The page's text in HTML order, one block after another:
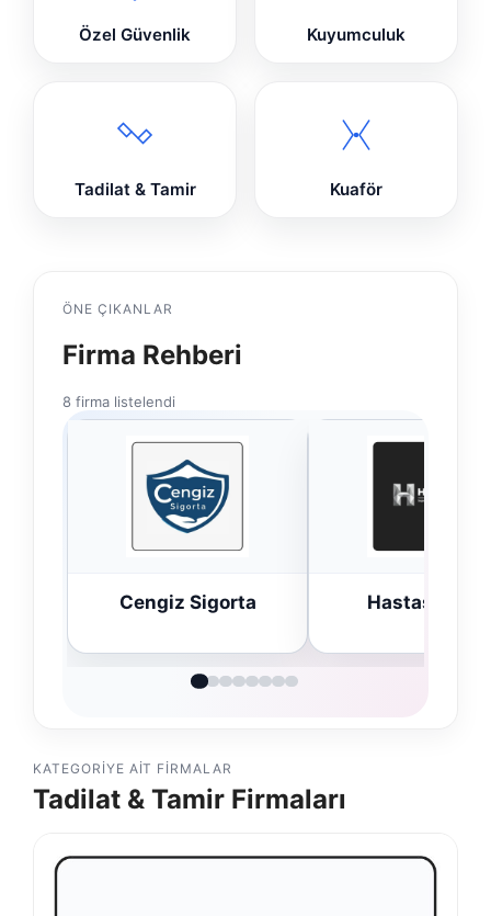
Özel Güvenlik Kuyumculuk
Tadilat & Tamir Kuaför
ÖNE ÇIKANLAR
Firma Rehberi
8 firma listelendi
Hastaş Beton
Bulkoon
KATEGORIYE AIT FIRMALAR
Tadilat & Tamir Firmaları